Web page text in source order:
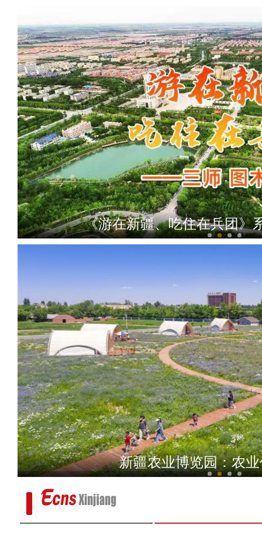
《游在新疆、吃住在兵团》
新疆首次发现彩鹮
新疆农业博览园：农